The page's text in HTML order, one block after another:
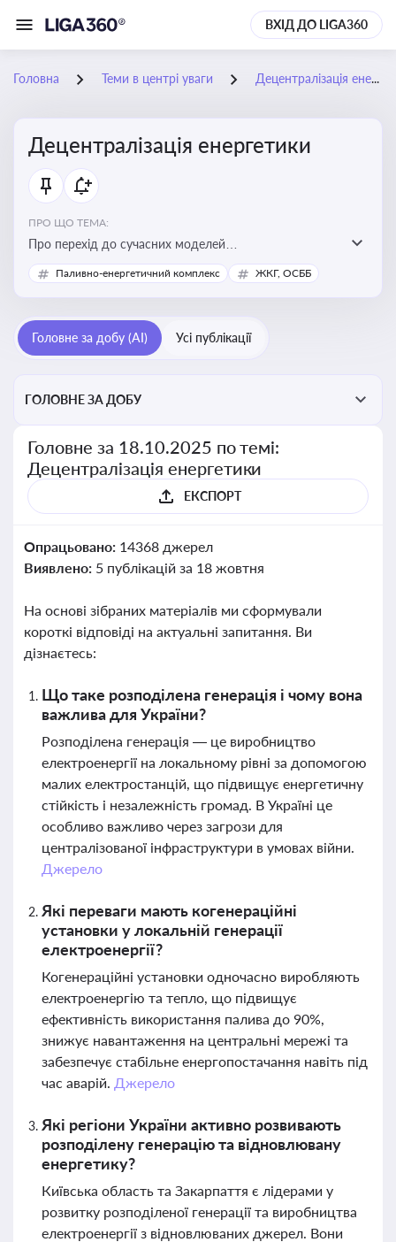
ВХІД ДО LIGA360
Головна Теми в центрі уваги Децентралізація енергетики
Децентралізація енергетики
ПРО ЩО ТЕМА:
Про перехід до сучасних моделей
енергозабезпечення, де виробництво електроенергії
здійснюється ближче до споживача. Це важливо для
втрат при транспортуванні енергії та стимулювання
розвитку відновлюваних джерел
Паливно-енергетичний комплекс ЖКГ, ОСББ
Головне за добу (AI) Усі публікації
ГОЛОВНЕ ЗА ДОБУ
Головне за 18.10.2025 по темі:
Децентралізація енергетики
ЕКСПОРТ
Опрацьовано: 14368 джерел
Виявлено: 5 публікацій за 18 жовтня
На основі зібраних матеріалів ми сформували
короткі відповіді на актуальні запитання. Ви
дізнаєтесь:
Що таке розподілена генерація і чому вона
важлива для України?
Розподілена генерація — це виробництво
електроенергії на локальному рівні за допомогою
малих електростанцій, що підвищує енергетичну
стійкість і незалежність громад. В Україні це
особливо важливо через загрози для
централізованої інфраструктури в умовах війни.
Джерело
Які переваги мають когенераційні
установки у локальній генерації
електроенергії?
Когенераційні установки одночасно виробляють
електроенергію та тепло, що підвищує
ефективність використання палива до 90%,
знижує навантаження на центральні мережі та
забезпечує стабільне енергопостачання навіть під
час аварій. Джерело
Які регіони України активно розвивають
розподілену генерацію та відновлювану
енергетику?
Київська область та Закарпаття є лідерами у
розвитку розподіленої генерації та виробництва
електроенергії з відновлюваних джерел. Вони